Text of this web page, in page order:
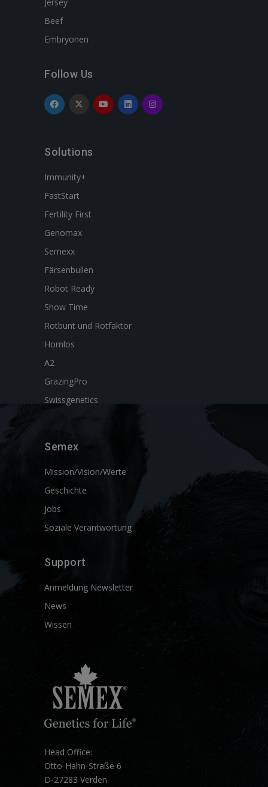
Beef
Embryonen
Follow Us
Solutions
Immunity+
FastStart
Fertility First
Genomax
Semexx
Färsenbullen
Robot Ready
Show Time
Rotbunt und Rotfaktor
Hornlos
A2
GrazingPro
Swissgenetics
Semex
Mission/Vision/Werte
Geschichte
Jobs
Soziale Verantwortung
Support
Anmeldung Newsletter
News
Wissen
Head Office:
Otto-Hahn-Straße 6
D-27283 Verden